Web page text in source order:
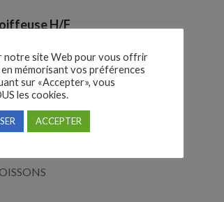
H/F
h/f (H/F)
notre site Web pour vous offrir
mémorisant vos préférences
sur «Accepter», vous
les cookies.
ACCEPTER